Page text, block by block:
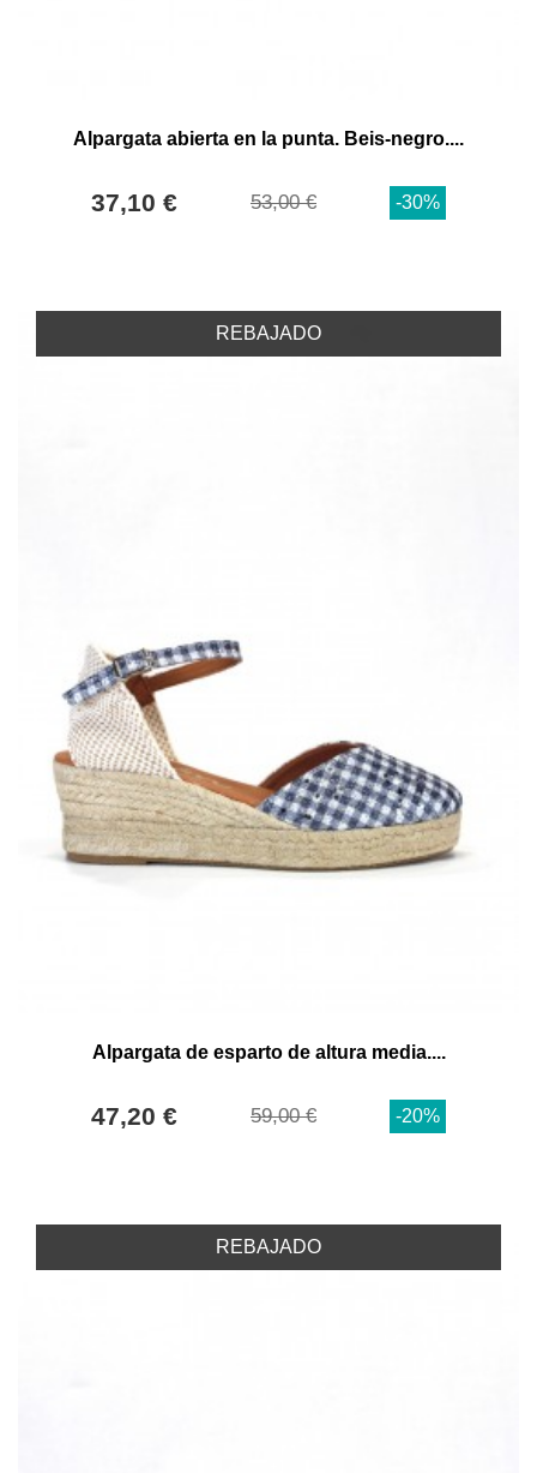
Alpargata abierta en la punta. Beis-negro....
37,10 € 53,00 € -30%
REBAJADO
Alpargata de esparto de altura media....
47,20 € 59,00 € -20%
REBAJADO